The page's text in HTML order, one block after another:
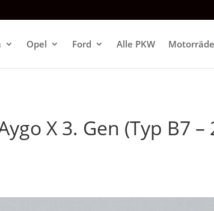
Opel Ford Alle PKW
X 3. Gen (Typ B7 –